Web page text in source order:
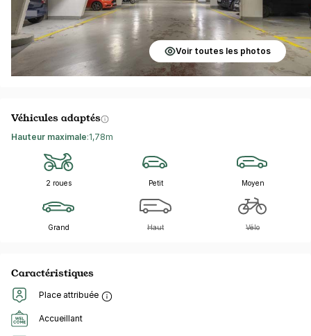
Voir toutes les photos
Véhicules adaptés
Hauteur maximale:1,78m
2 roues Petit Moyen
Grand Haut Vélo
Caractéristiques
Place attribuée
Accueillant